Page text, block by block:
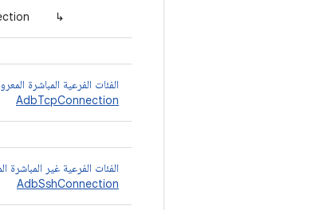
↳
الفئات الفرعية المباشرة
AdbTcpConnection
الفئات الفرعية غير المباشرة
AdbSshConnection